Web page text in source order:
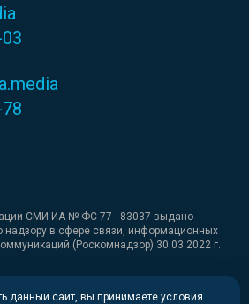
СМИ ИА № ФС 77 - 83037 выдано
в сфере связи, информационных
(Роскомнадзор) 30.03.2022 г.
данный сайт, вы принимаете условия